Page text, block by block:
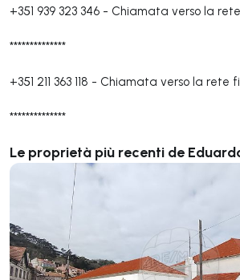
+351 939 323 346 - Chiamata verso la
**************
+351 211 363 118 - Chiamata verso la rete
**************
Le proprietà più recenti de